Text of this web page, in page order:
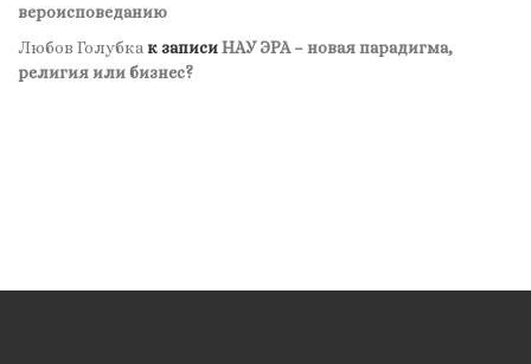
вероисповеданию
Любов Голубка к записиНАУ ЭРА – новая парадигма,
религия или бизнес?